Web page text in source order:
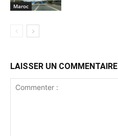
Maroc
LAISSER UN COMMENTAIRE